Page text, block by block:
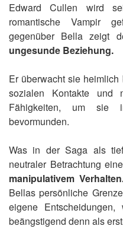
Edward Cullen wird
romantische Vampir
gegenüber Bella zeigt
ungesunde Beziehung.
Er überwacht sie heimlich
sozialen Kontakte und
Fähigkeiten, um
bevormunden.
Was in der Saga als
neutraler Betrachtung
manipulativem
Bellas persönliche
eigene
beängstigend denn als